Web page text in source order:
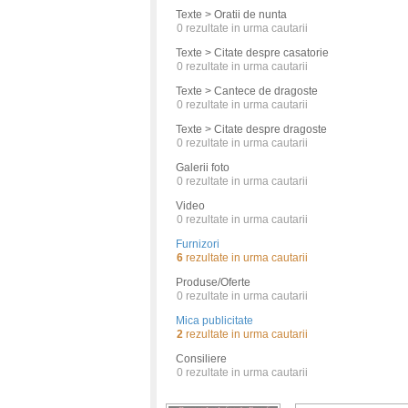
Texte > Oratii de nunta
0 rezultate in urma cautarii
Texte > Citate despre casatorie
0 rezultate in urma cautarii
Texte > Cantece de dragoste
0 rezultate in urma cautarii
Texte > Citate despre dragoste
0 rezultate in urma cautarii
Galerii foto
0 rezultate in urma cautarii
Video
0 rezultate in urma cautarii
Furnizori
6 rezultate in urma cautarii
Produse/Oferte
0 rezultate in urma cautarii
Mica publicitate
2 rezultate in urma cautarii
Consiliere
0 rezultate in urma cautarii